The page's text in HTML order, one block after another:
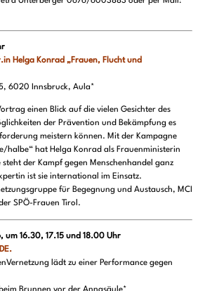
Helga Konrad „Frauen, Flucht und
6020 Innsbruck, Aula*
einen Blick auf die vielen Gesichter des
der Prävention und Bekämpfung es
meistern können. Mit der Kampagne
halbe“ hat Helga Konrad als Frauenministerin
der Kampf gegen Menschenhandel ganz
ist sie international im Einsatz.
für Begegnung und Austausch, MCI
SPÖ-Frauen Tirol.
um 16.30, 17.15 und 18.00 Uhr
lädt zu einer Performance gegen
Brunnen vor der Annasäule*